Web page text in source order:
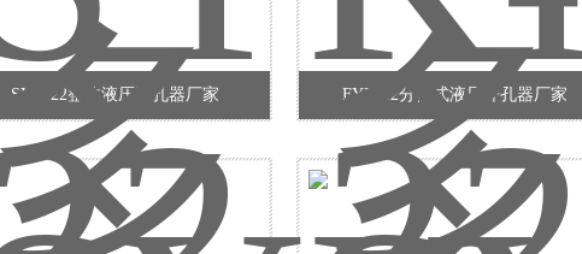
SYK-22整体液压开孔器厂家 FYK-22分体式液压开孔器厂家